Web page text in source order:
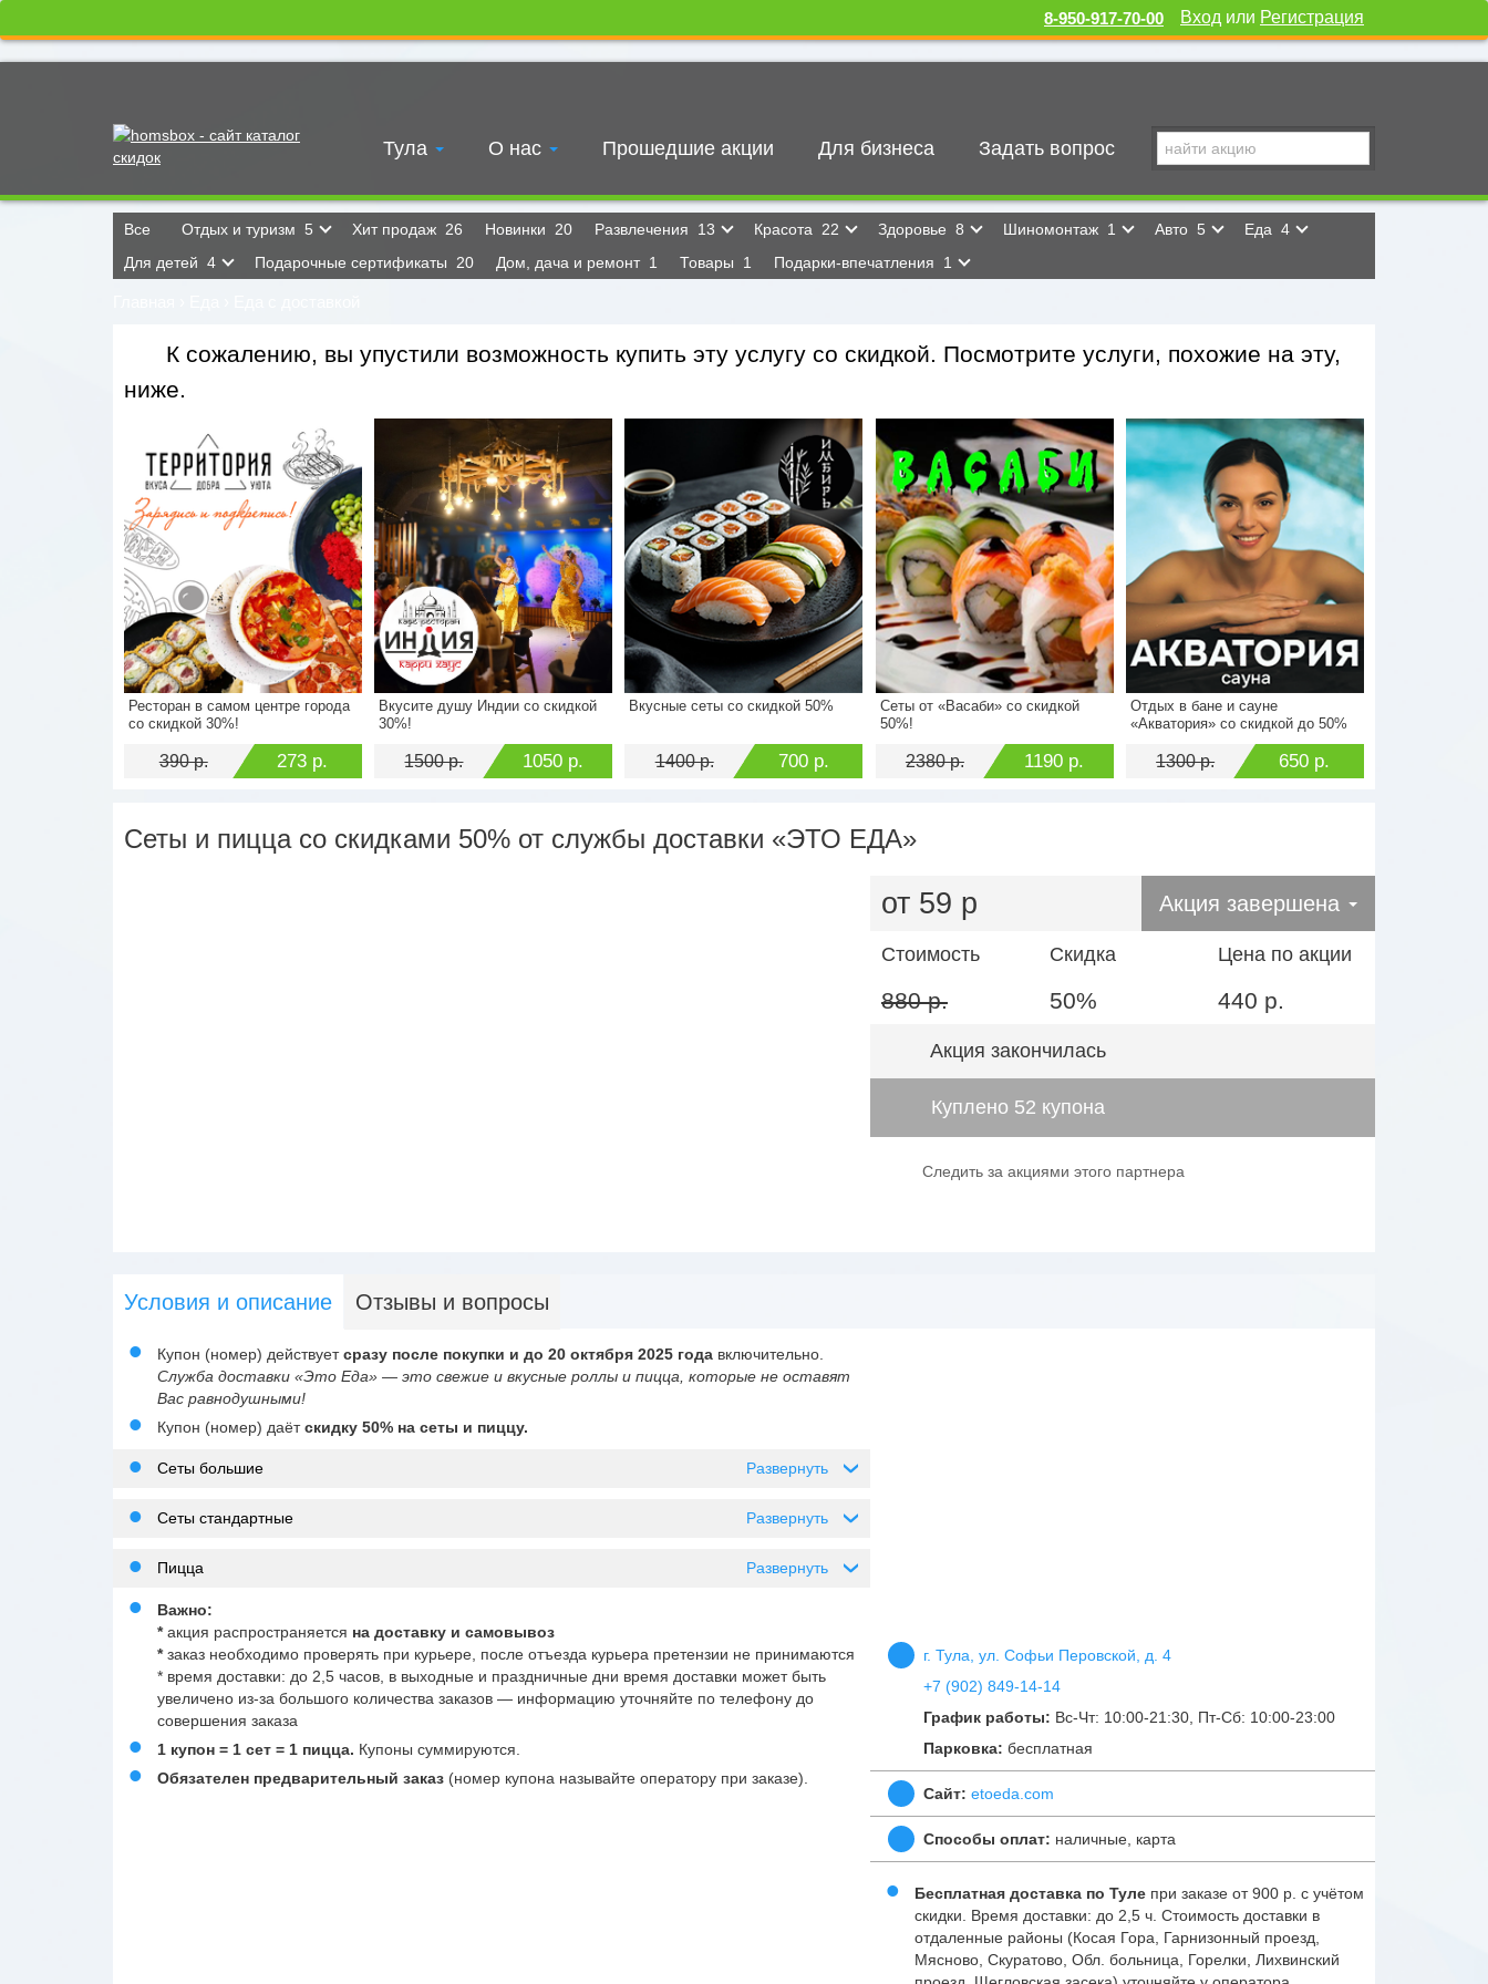
Вход или Регистрация
8-950-917-70-00
Тула О нас Прошедшие акции Для бизнеса Задать вопрос
Все Отдых и туризм 5 Хит продаж 26 Новинки 20 Развлечения 13 Красота 22 Здоровье 8 Шиномонтаж 1 Авто 5 Еда 4
Для детей 4 Подарочные сертификаты 20 Дом, дача и ремонт 1 Товары 1 Подарки-впечатления 1
К сожалению, вы упустили возможность купить эту услугу со скидкой. Посмотрите услуги, похожие на эту,
ниже.
Стоимость
390 р.
Экономия
Ресторан в самом центре города
со скидкой 30%!
390 р. 273 р.
Стоимость
1500 р.
Экономия
Вкусите душу Индии со скидкой
30%!
1500 р. 1050 р.
Стоимость
1400 р.
Вкусные сеты со скидкой 50%
1400 р. 700 р.
Стоимость
2380 р.
Экономия
Сеты от «Васаби» со скидкой
50%!
2380 р. 1190 р.
Стоимость
Экономия
650 р.
Отдых в бане и сауне
«Акватория» со скидкой до 50%
1300 р. 650 р.
Сеты и пицца со скидками 50% от службы доставки «ЭТО ЕДА»
от 59 р Акция завершена
Стоимость
880 р.
Скидка
50%
Цена по акции
440 р.
Акция закончилась
Куплено 52 купона
Следить за акциями этого партнера
Условия и описание Отзывы и вопросы
Купон (номер) действуетсразу после покупки и до 20 октября 2025 года включительно.
Служба доставки «Это Еда» — это свежие и вкусные роллы и пицца, которые не оставят
Вас равнодушными!
Купон (номер) даётскидку 50% на сеты и пиццу.
›
Развернуть
Сеты большие
›
Развернуть
Сеты стандартные
›
Развернуть
Пицца
Важно:
*акция распространяется на доставку и самовывоз
*заказ необходимо проверять при курьере, после отъезда курьера претензии не принимаются
* время доставки: до 2,5 часов, в выходные и праздничные дни время доставки может быть
увеличено из-за большого количества заказов — информацию уточняйте по телефону до
совершения заказа
1 купон = 1 сет = 1 пицца. Купоны суммируются.
Обязателен предварительный заказ (номер купона называйте оператору при заказе).
г. Тула, ул. Софьи Перовской, д. 4
+7 (902) 849-14-14
График работы: Вс-Чт: 10:00-21:30, Пт-Сб: 10:00-23:00
Парковка: бесплатная
Сайт: etoeda.com
Способы оплат: наличные, карта
Бесплатная доставка по Туле при заказе от 900 р. с учётом
скидки. Время доставки: до 2,5 ч. Стоимость доставки в
отдаленные районы (Косая Гора, Гарнизонный проезд,
Мясново, Скуратово, Обл. больница, Горелки, Лихвинский